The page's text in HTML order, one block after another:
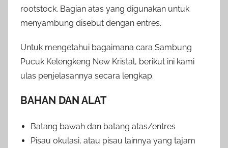
rootstock. Bagian atas yang digunakan untuk
menyambung disebut dengan entres.
Untuk mengetahui bagaimana cara Sambung
Pucuk Kelengkeng New Kristal, berikut ini kami
ulas penjelasannya secara lengkap.
BAHAN DAN ALAT
Batang bawah dan batang atas/entres
Pisau okulasi, atau pisau lainnya yang tajam